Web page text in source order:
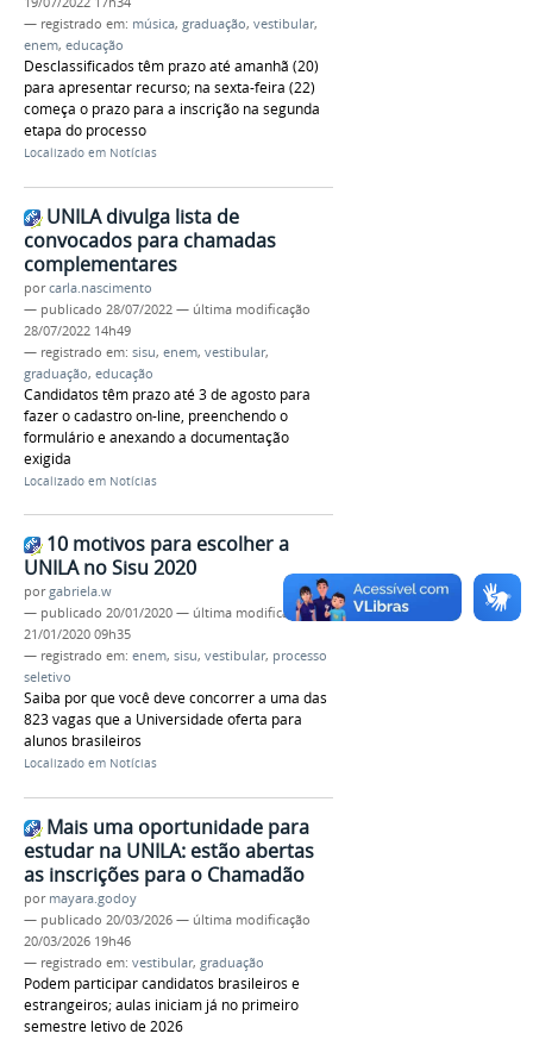
— registrado em: música, graduação, vestibular,
enem, educação
Desclassificados têm prazo até amanhã (20)
para apresentar recurso; na sexta-feira (22)
começa o prazo para a inscrição na segunda
etapa do processo
Localizado em Notícias
UNILA divulga lista de
convocados para chamadas
complementares
porcarla.nascimento
— publicado 28/07/2022 — última modificação
28/07/2022 14h49
— registrado em: sisu, enem, vestibular,
graduação, educação
Candidatos têm prazo até 3 de agosto para
fazer o cadastro on-line, preenchendo o
formulário e anexando a documentação
exigida
Localizado em Notícias
10 motivos para escolher a
UNILA no Sisu 2020
porgabriela.w
— publicado 20/01/2020 — última modificação
21/01/2020 09h35
— registrado em: enem, sisu, vestibular, processo
seletivo
Saiba por que você deve concorrer a uma das
823 vagas que a Universidade oferta para
alunos brasileiros
Localizado em Notícias
Mais uma oportunidade para
estudar na UNILA: estão abertas
as inscrições para o Chamadão
por mayara.godoy
— publicado 20/03/2026 — última modificação
20/03/2026 19h46
— registrado em: vestibular, graduação
Podem participar candidatos brasileiros e
estrangeiros; aulas iniciam já no primeiro
semestre letivo de 2026